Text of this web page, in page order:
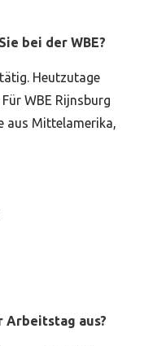
bei der WBE?
Heutzutage
WBE Rijnsburg
aus Mittelamerika,
Arbeitstag aus?